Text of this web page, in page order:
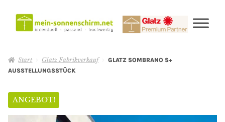
Start Glatz Fabrikverkauf
GLATZ SOMBRANO S+
AUSSTELLUNGSSTÜCK
ANGEBOT!